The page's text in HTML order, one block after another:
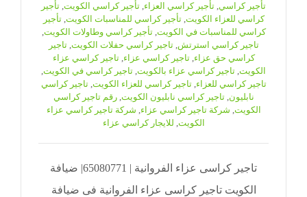
تأجير كراسي, تأجير كراسي العزاء, تأجير كراسي الكويت, تأجير
كراسي للعزاء الكويت,تأجير كراسي للمناسبات الكويت,تأجير
كراسي للمناسبات في الكويت,تأجير كراسي وطاولات الكويت,
تاجير كراسي استرتش,تاجير كراسي حفلات الكويت,تاجير
كراسي حق عزاء,تاجير كراسي عزاء,تاجير كراسي عزاء
الكويت, تاجير كراسي عزاء بالكويت, تاجير كراسي في الكويت,
تاجير كراسي للعزاء,تاجير كراسي للعزاء الكويت,تاجير كراسي
نابليون,تاجير كراسي نابليون الكويت,رقم تاجير كراسي
الكويت, شركة تاجير كراسي عزاء, شركة تاجير كراسي عزاء
الكويت, للايجار كراسي عزاء
تاجير كراسى عزاء الفروانية | 65080771| ضيافة
الكويت تاجير كراسى عزاء الفروانية فى ضيافة